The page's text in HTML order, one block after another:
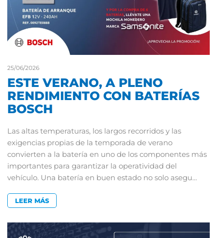
25/06/2026
ESTE VERANO, A PLENO
RENDIMIENTO CON BATERÍAS
BOSCH
Las altas temperaturas, los largos recorridos y las
exigencias propias de la temporada de verano
convierten a la batería en uno de los componentes más
importantes para garantizar la operatividad del
vehículo. Una batería en buen estado no solo asegu…
LEER MÁS